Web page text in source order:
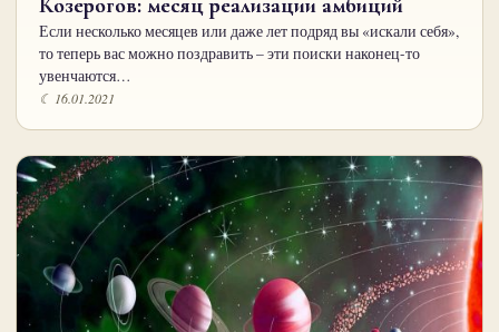
Козерогов: месяц реализации амбиций
Если несколько месяцев или даже лет подряд вы «искали себя»,
то теперь вас можно поздравить – эти поиски наконец-то
увенчаются…
☾ 16.01.2021